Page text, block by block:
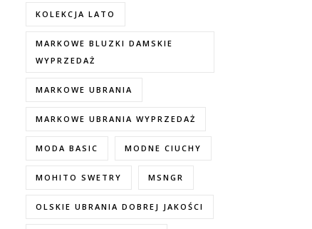
KOLEKCJA LATO
MARKOWE BLUZKI DAMSKIE
WYPRZEDAŻ
MARKOWE UBRANIA
MARKOWE UBRANIA WYPRZEDAŻ
MODA BASIC MODNE CIUCHY
MOHITO SWETRY MSNGR
OLSKIE UBRANIA DOBREJ JAKOŚCI